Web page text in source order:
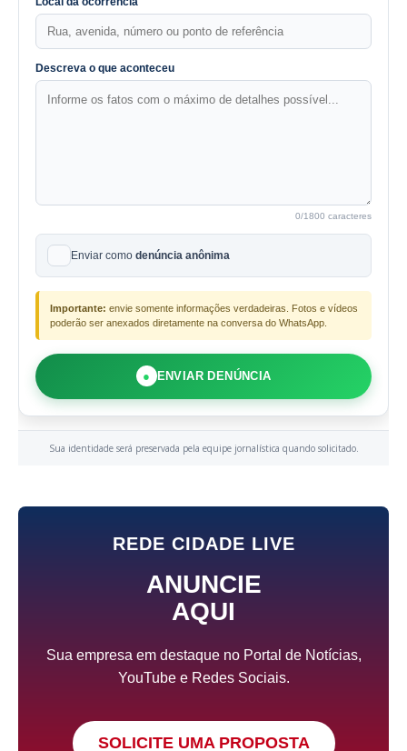
Descreva o que aconteceu
0/1800 caracteres
Enviar como denúncia anônima
Importante: envie somente informações verdadeiras. Fotos e vídeos
poderão ser anexados diretamente na conversa do WhatsApp.
● ENVIAR DENÚNCIA
Sua identidade será preservada pela equipe jornalística quando solicitado.
REDE CIDADE LIVE
ANUNCIE
AQUI
Sua empresa em destaque no Portal de Notícias,
YouTube e Redes Sociais.
SOLICITE UMA PROPOSTA